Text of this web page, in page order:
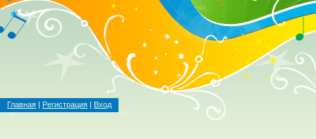
Главная | Регистрация | Вход